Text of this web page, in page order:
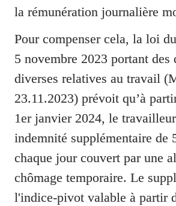
la rémunération journalière
Pour compenser cela, la loi du
5 novembre 2023 portant
diverses relatives au travail
23.11.2023) prévoit qu’à
1er janvier 2024, le
indemnité supplémentaire de
chaque jour couvert par une
chômage temporaire. Le
l'indice-pivot valable à partir